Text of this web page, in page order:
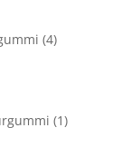
(4)
(1)